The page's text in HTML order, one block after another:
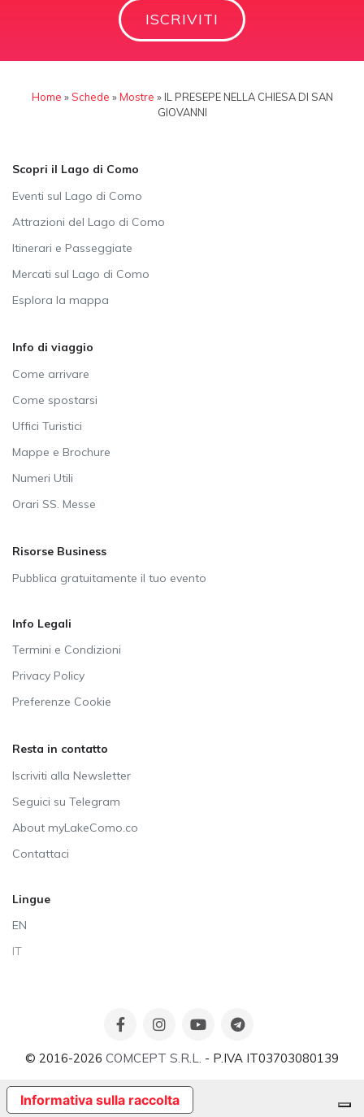
ISCRIVITI
Home »Schede »Mostre » IL PRESEPE NELLA CHIESA DI SAN
GIOVANNI
Scopri il Lago di Como
Eventi sul Lago di Como
Attrazioni del Lago di Como
Itinerari e Passeggiate
Mercati sul Lago di Como
Esplora la mappa
Info di viaggio
Come arrivare
Come spostarsi
Uffici Turistici
Mappe e Brochure
Numeri Utili
Orari SS. Messe
Risorse Business
Pubblica gratuitamente il tuo evento
Info Legali
Termini e Condizioni
Privacy Policy
Preferenze Cookie
Resta in contatto
Iscriviti alla Newsletter
Seguici su Telegram
About myLakeComo.co
Contattaci
Lingue
EN
IT
© 2016-2026 COMCEPT S.R.L. - P.IVA IT03703080139
Informativa sulla raccolta